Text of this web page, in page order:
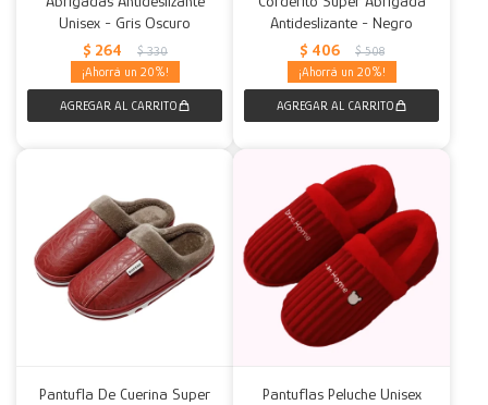
Unisex - Gris Oscuro
$ 264 $ 330
20
Antideslizante - Negro
$ 406 $ 508
20
Pantufla De Cuerina Super
Pantuflas Peluche Unisex
Mesas
Calefactores
Acolchados y Frazadas
Fundas
Decoración
Accesorios para el hogar
Accesorios
Muebles Infantiles